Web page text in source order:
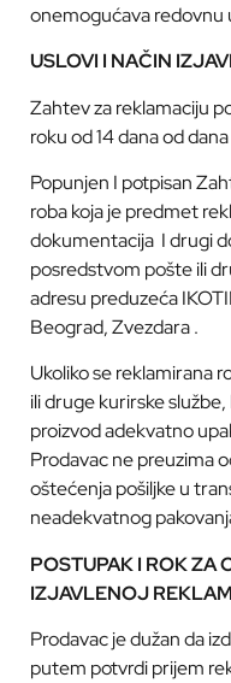
onemogućava redovnu
USLOVI I NAČIN
Zahtev za reklamaciju
roku od 14 dana od
Popunjen I potpisan
roba koja je predmet
dokumentacija I drugi
posredstvom pošte ili
adresu preduzeća
Beograd, Zvezdara .
Ukoliko se reklamirana
ili druge kurirske
proizvod adekvatno
Prodavac ne preuzima
oštećenja pošiljke u
neadekvatnog
POSTUPAK I ROK ZA
IZJAVLENOJ
Prodavac je dužan da
putem potvrdi prijem